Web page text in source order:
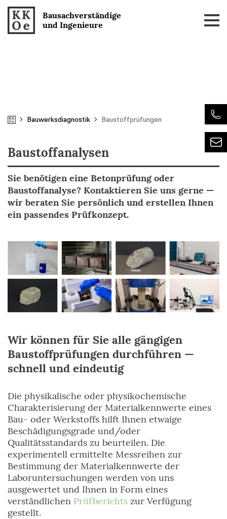
Skip
content
Bausachverständige
und Ingenieure
Bauwerksdiagnostik Baustoffprüfungen
Baustoffanalysen
Sie benötigen eine Betonprüfung oder
Baustoffanalyse? Kontaktieren Sie uns gerne —
wir beraten Sie persönlich und erstellen Ihnen
ein passendes Prüfkonzept.
Wir können für Sie alle gängigen
Baustoffprüfungen durchführen —
schnell und eindeutig
Die physikalische oder physikochemische
Charakterisierung der Materialkennwerte eines
Bau- oder Werkstoffs hilft Ihnen etwaige
Beschädigungsgrade und/oder
Qualitätsstandards zu beurteilen. Die
experimentell ermittelte Messreihen zur
Bestimmung der Materialkennwerte der
Laboruntersuchungen werden von uns
ausgewertet und Ihnen in Form eines
verständlichen Prüfberichts zur Verfügung
gestellt.